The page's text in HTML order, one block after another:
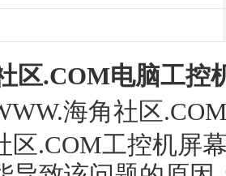
区.COM电脑工控
海角社区
区.COM工控机屏